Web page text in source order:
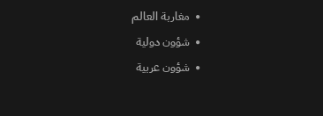
مغاربة العالم
شؤون دولية
شؤون عربية